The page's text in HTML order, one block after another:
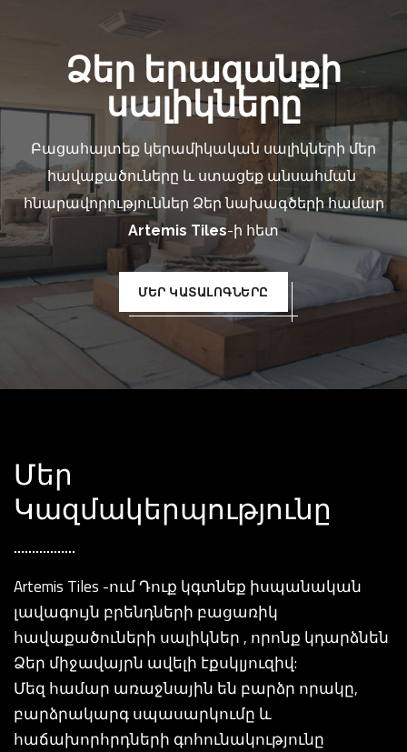
Ձեր երազանքի
սալիկները
Բացահայտեք կերամիկական սալիկների մեր
հավաքածուները և ստացեք անսահման
հնարավորություններ Ձեր նախագծերի համար
Artemis Tiles-ի հետ
ՄԵՐ ԿԱՏԱԼՈԳՆԵՐԸ
Մեր
Կազմակերպությունը
Artemis Tiles -ում Դուք կգտնեք իսպանական
լավագույն բրենդների բացառիկ
հավաքածուների սալիկներ , որոնք կդարձնեն
Ձեր միջավայրն ավելի էքսկլյուզիվ:
Մեզ համար առաջնային են բարձր որակը,
բարձրակարգ սպասարկումը և
հաճախորհրդների գոհունակությունը